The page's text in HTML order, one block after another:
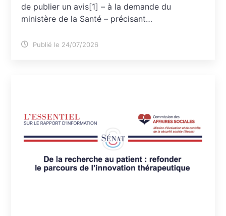
de publier un avis[1] – à la demande du
ministère de la Santé – précisant…
Publié le 24/07/2026